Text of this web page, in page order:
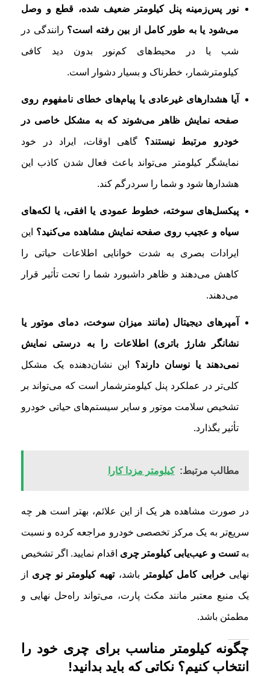
نور پس‌زمینه پنل کیلومتر ضعیف شده، قطع و وصل
می‌شود یا به طور کامل از بین رفته است؟ رانندگی در
شب یا در محیط‌های کم‌نور بدون دید کافی
کیلومترشمار، خطرناک و بسیار دشوار است.
آیا هشدارهای غیرعادی یا پیام‌های خطای نامفهوم روی
صفحه نمایش ظاهر می‌شوند که به مشکل خاصی در
خودرو مرتبط نیستند؟ گاهی اوقات، ایراد در خود
نمایشگر کیلومتر می‌تواند باعث فعال شدن کاذب این
هشدارها شود و شما را سردرگم کند.
پیکسل‌های سوخته، خطوط عمودی یا افقی، یا لکه‌های
سیاه و عجیب روی صفحه نمایش مشاهده می‌کنید؟ این
ایرادات بصری به شدت خوانایی اطلاعات حیاتی را
کاهش می‌دهند و ظاهر داشبورد شما را تحت تأثیر قرار
می‌دهند.
آمپرهای دیجیتال (مانند میزان سوخت، دمای موتور یا
نشانگر شارژ باتری) اطلاعات را به درستی نمایش
نمی‌دهند یا نوسان دارند؟ این نشان‌دهنده یک مشکل
کلی‌تر در عملکرد پنل کیلومترشمار است که می‌تواند بر
تشخیص سلامت موتور و سایر سیستم‌های حیاتی خودرو
تأثیر بگذارد.
مطالب مرتبط: کیلومتر مزدا کارا
در صورت مشاهده هر یک از این علائم، بهتر است هر چه
سریع‌تر به یک مرکز تخصصی خودرو مراجعه کرده و نسبت
بهتست و عیب‌یابی کیلومتر چری اقدام نمایید. اگر تشخیص
نهاییخرابی کامل کیلومتر باشد،تهیه کیلومتر نو چری از
یک منبع معتبر مانند مکث پارت، می‌تواند راه‌حل نهایی و
مطمئن باشد.
چگونه کیلومتر مناسب برای چری خود را
انتخاب کنیم؟ نکاتی که باید بدانید!